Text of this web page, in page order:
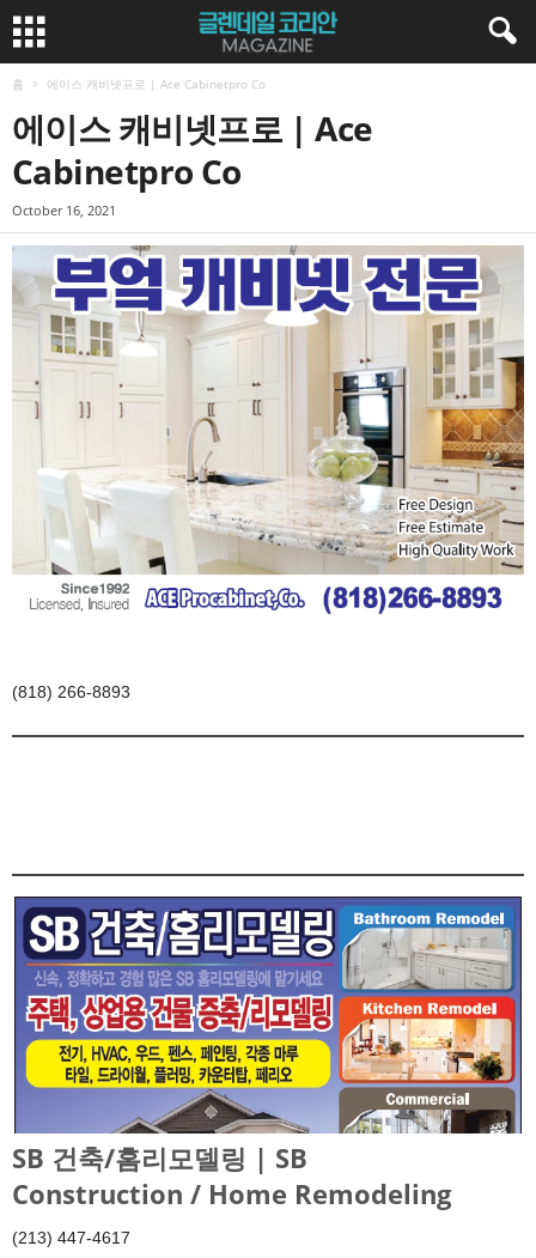
홈 에이스 캐비넷프로 | Ace Cabinetpro Co
에이스 캐비넷프로 | Ace
Cabinetpro Co
October 16, 2021
(818) 266-8893
SB 건축/홈리모델링 | SB
Construction / Home Remodeling
(213) 447-4617